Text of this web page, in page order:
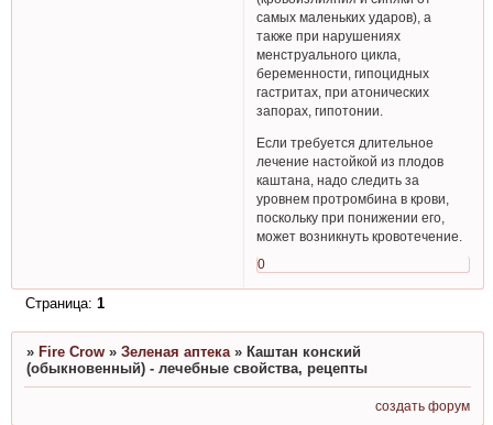
самых маленьких ударов), а
также при нарушениях
менструального цикла,
беременности, гипоцидных
гастритах, при атонических
запорах, гипотонии.
Если требуется длительное
лечение настойкой из плодов
каштана, надо следить за
уровнем протромбина в крови,
поскольку при понижении его,
может возникнуть кровотечение.
0
Страница: 1
» Fire Crow » Зеленая аптека » Каштан конский
(обыкновенный) - лечебные свойства, рецепты
создать форум